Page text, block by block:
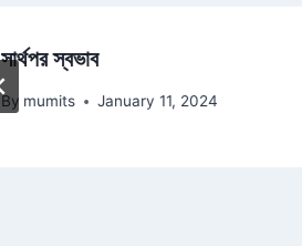
সার্থপর স্বভাব
By mumits January 11, 2024